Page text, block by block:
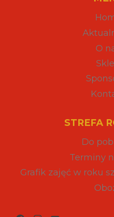
O
STREFA
Do
Terminy
Grafik zajęć w roku